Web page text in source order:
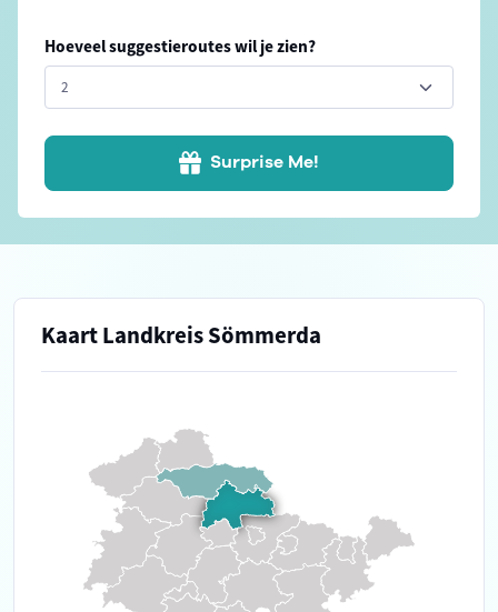
Hoeveel suggestieroutes wil je zien?
Surprise Me!
Kaart Landkreis Sömmerda